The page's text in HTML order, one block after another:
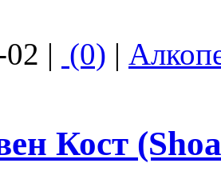
| (0) |
Кост